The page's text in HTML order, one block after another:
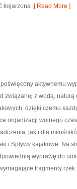
kojarzona [ Read More ]
aktywnemu
związanej z wodą,
dzięki czemu
organizacji wolnego
jak i dla
i Spływy kajakowe. Na
wyprawę do
fragmenty